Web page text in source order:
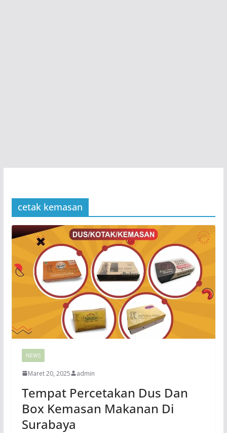
cetak kemasan
NEWS
Maret 20, 2025 admin
Tempat Percetakan Dus Dan
Box Kemasan Makanan Di
Surabaya